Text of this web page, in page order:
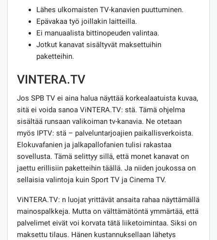
Lähes ulkomaisten TV-kanavien puuttuminen.
Epävakaa työ joillakin laitteilla.
Ei manuaalista bittinopeuden valintaa.
Jotkut kanavat sisältyvät maksettuihin
paketteihin.
VINTERA.TV
Jos SPB TV ei aina halua näyttää korkealaatuista kuvaa,
sitä ei voida sanoa ViNTERA.TV: stä. Tämä ohjelma
sisältää runsaan valikoiman tv-kanavia. Ne otetaan
myös IPTV: stä – palveluntarjoajien paikallisverkoista.
Elokuvafanien ja jalkapallofanien tulisi rakastaa
sovellusta. Tämä selittyy sillä, että monet kanavat on
jaettu erillisiin paketteihin täällä. Ja niiden joukossa on
sellaisia ​​valintoja kuin Sport TV ja Cinema TV.
ViNTERA.TV: n luojat yrittävät ansaita rahaa näyttämällä
mainospalkkeja. Mutta on välttämätöntä ymmärtää, että
palvelimet eivät voi korvata tätä liiketoimintaa. Siksi on
maksettu tilaus. Hänen kustannuksellaan lähetys